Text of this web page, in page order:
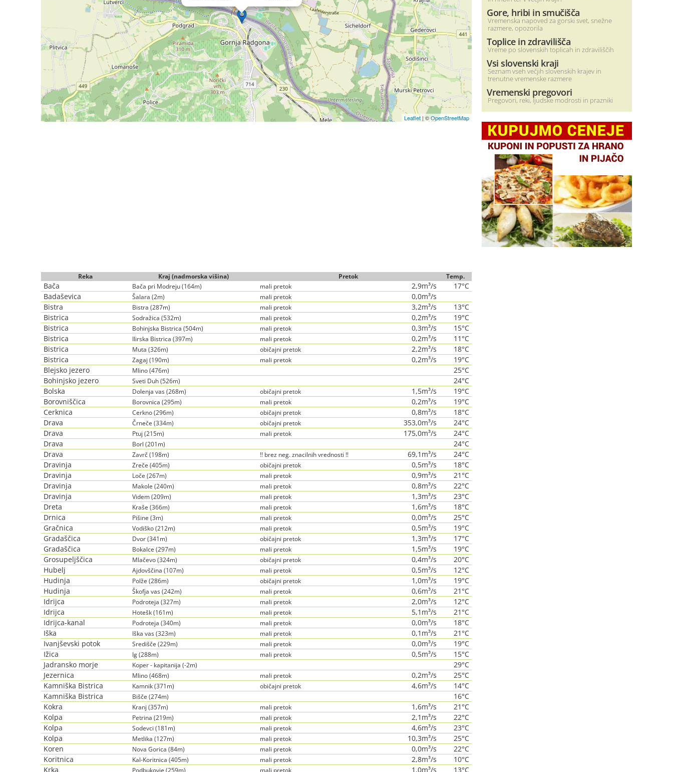
Leaflet| ©OpenStreetMap
Reka Kraj (nadmorska višina) Pretok Temp.
Bača Bača pri Modreju (164m) mali pretok 2,9m³/s
17°C
Badaševica
Šalara (2m) mali pretok
0,0m³/s
Bistra
Bistra (287m) mali pretok 3,2m³/s
13°C
Bistrica
Sodražica (532m) mali pretok 0,2m³/s
19°C
Bistrica
Bohinjska Bistrica (504m) mali pretok 0,3m³/s
15°C
Bistrica
Ilirska Bistrica (397m) mali pretok 0,2m³/s
11°C
Bistrica
Muta (326m) običajni pretok 2,2m³/s
18°C
Bistrica
Zagaj (190m) mali pretok 0,2m³/s
19°C
Blejsko jezero
Mlino (476m)
25°C
Bohinjsko jezero
Sveti Duh (526m)
24°C
Bolska
Dolenja vas (268m) običajni pretok 1,5m³/s
19°C
Borovniščica
Borovnica (295m) mali pretok 0,2m³/s
19°C
Cerknica
Cerkno (296m) običajni pretok 0,8m³/s
18°C
Drava
Črneče (334m) običajni pretok 353,0m³/s
24°C
Drava
Ptuj (215m) mali pretok 175,0m³/s
24°C
Drava
Borl (201m)
24°C
Drava
Zavrč (198m) !! brez neg. znacilnih vrednosti !! 69,1m³/s
24°C
Dravinja
Zreče (405m) običajni pretok 0,5m³/s
18°C
Dravinja
Loče (267m) mali pretok 0,9m³/s
21°C
Dravinja
Makole (240m) mali pretok 0,8m³/s
22°C
Dravinja
Videm (209m) mali pretok 1,3m³/s
23°C
Dreta
Kraše (366m) mali pretok 1,6m³/s
18°C
Drnica
Pišine (3m) mali pretok 0,0m³/s
25°C
Gračnica
Vodiško (212m) mali pretok 0,5m³/s
19°C
Gradaščica
Dvor (341m) običajni pretok 1,3m³/s
17°C
Gradaščica
Bokalce (297m) mali pretok 1,5m³/s
19°C
Grosupeljščica
Mlačevo (324m) običajni pretok 0,4m³/s
20°C
Hubelj
Ajdovščina (107m) mali pretok 0,5m³/s
12°C
Hudinja
Polže (286m) običajni pretok 1,0m³/s
19°C
Hudinja
Škofja vas (242m) mali pretok 0,6m³/s
21°C
Idrijca
Podroteja (327m) mali pretok 2,0m³/s
12°C
Idrijca
Hotešk (161m) mali pretok 5,1m³/s
21°C
Idrijca-kanal
Podroteja (340m) mali pretok 0,0m³/s
18°C
Iška
Iška vas (323m) mali pretok 0,1m³/s
21°C
Ivanjševski potok
Središče (229m) mali pretok 0,0m³/s
19°C
Ižica
Ig (288m) mali pretok 0,5m³/s
15°C
Jadransko morje
Koper - kapitanija (-2m)
29°C
Jezernica
Mlino (468m) mali pretok 0,2m³/s
25°C
Kamniška Bistrica
Kamnik (371m) običajni pretok 4,6m³/s
14°C
Kamniška Bistrica
Bišče (274m)
16°C
Kokra
Kranj (357m) mali pretok 1,6m³/s
21°C
Kolpa
Petrina (219m) mali pretok 2,1m³/s
22°C
Kolpa
Sodevci (181m) mali pretok 4,6m³/s
23°C
Kolpa
Metlika (127m) mali pretok 10,3m³/s
25°C
Koren
Nova Gorica (84m) mali pretok 0,0m³/s
22°C
Koritnica
Kal-Koritnica (405m) mali pretok 2,8m³/s
10°C
Krka
1,0m³/s
13°C
Gore, hribi in smučišča
Vremenska napoved za gorski svet, snežne
razmere, opozorila
Toplice in zdravilišča
Vreme po slovenskih toplicah in zdraviliščih
Vsi slovenski kraji
Seznam vseh večjih slovenskih krajev in
trenutne vremenske razmere
Vremenski pregovori
Pregovori, reki, ljudske modrosti in prazniki